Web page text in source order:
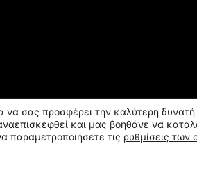
να σας προσφέρει την καλύτερη
και μας βοηθάνε να
παραμετροποιήσετε τις ρυθμίσεις των